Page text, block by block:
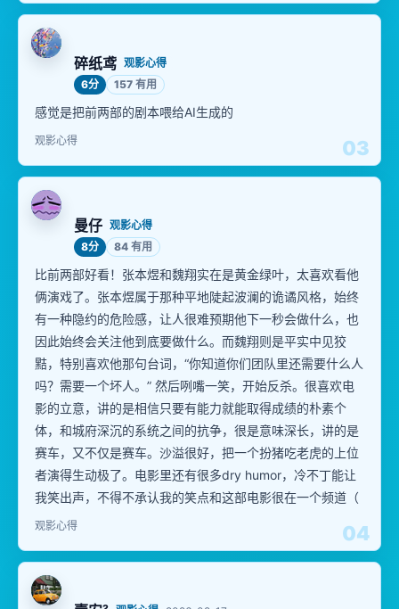
03
碎纸鸢 观影心得
6分
157 有用
感觉是把前两部的剧本喂给AI生成的
观影心得
04
曼仔 观影心得
8分
84 有用
比前两部好看！张本煜和魏翔实在是黄金绿叶，太喜欢看他
俩演戏了。张本煜属于那种平地陡起波澜的诡谲风格，始终
有一种隐约的危险感，让人很难预期他下一秒会做什么，也
因此始终会关注他到底要做什么。而魏翔则是平实中见狡
黠，特别喜欢他那句台词，“你知道你们团队里还需要什么人
吗？需要一个坏人。” 然后咧嘴一笑，开始反杀。很喜欢电
影的立意，讲的是相信只要有能力就能取得成绩的朴素个
体，和城府深沉的系统之间的抗争，很是意味深长，讲的是
赛车，又不仅是赛车。沙溢很好，把一个扮猪吃老虎的上位
者演得生动极了。电影里还有很多dry humor，冷不丁能让
我笑出声，不得不承认我的笑点和这部电影很在一个频道（
观影心得